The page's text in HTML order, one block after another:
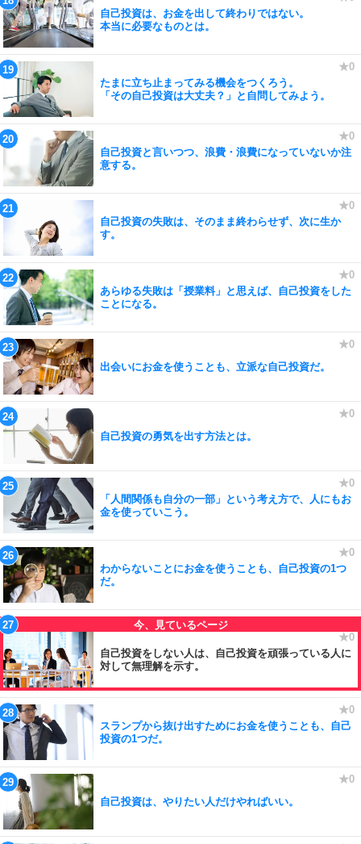
自己投資は、お金を出して終わりではない。
本当に必要なものとは。
たまに立ち止まってみる機会をつくろう。
「その自己投資は大丈夫？」と自問してみよう。
自己投資と言いつつ、浪費・浪費になっていないか注
意する。
自己投資の失敗は、そのまま終わらせず、次に生か
す。
あらゆる失敗は「授業料」と思えば、自己投資をした
ことになる。
出会いにお金を使うことも、立派な自己投資だ。
自己投資の勇気を出す方法とは。
「人間関係も自分の一部」という考え方で、人にもお
金を使っていこう。
わからないことにお金を使うことも、自己投資の1つ
だ。
自己投資をしない人は、自己投資を頑張っている人に
対して無理解を示す。
スランプから抜け出すためにお金を使うことも、自己
投資の1つだ。
自己投資は、やりたい人だけやればいい。